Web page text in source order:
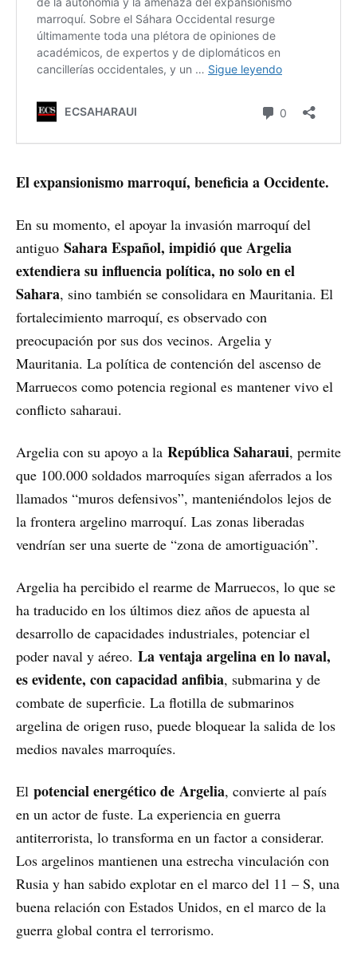
El expansionismo marroquí, beneficia a Occidente.
En su momento, el apoyar la invasión marroquí del
antiguo Sahara Español, impidió que Argelia
extendiera su influencia política, no solo en el
Sahara, sino también se consolidara en Mauritania. El
fortalecimiento marroquí, es observado con
preocupación por sus dos vecinos. Argelia y
Mauritania. La política de contención del ascenso de
Marruecos como potencia regional es mantener vivo el
conflicto saharaui.
Argelia con su apoyo a la República Saharaui, permite
que 100.000 soldados marroquíes sigan aferrados a los
llamados “muros defensivos”, manteniéndolos lejos de
la frontera argelino marroquí. Las zonas liberadas
vendrían ser una suerte de “zona de amortiguación”.
Argelia ha percibido el rearme de Marruecos, lo que se
ha traducido en los últimos diez años de apuesta al
desarrollo de capacidades industriales, potenciar el
poder naval y aéreo. La ventaja argelina en lo naval,
es evidente, con capacidad anfibia, submarina y de
combate de superficie. La flotilla de submarinos
argelina de origen ruso, puede bloquear la salida de los
medios navales marroquíes.
El potencial energético de Argelia, convierte al país
en un actor de fuste. La experiencia en guerra
antiterrorista, lo transforma en un factor a considerar.
Los argelinos mantienen una estrecha vinculación con
Rusia y han sabido explotar en el marco del 11 – S, una
buena relación con Estados Unidos, en el marco de la
guerra global contra el terrorismo.